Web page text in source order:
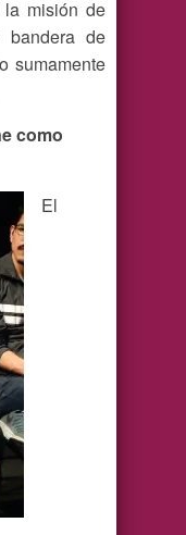
la misión de
de
sumamente
como
El